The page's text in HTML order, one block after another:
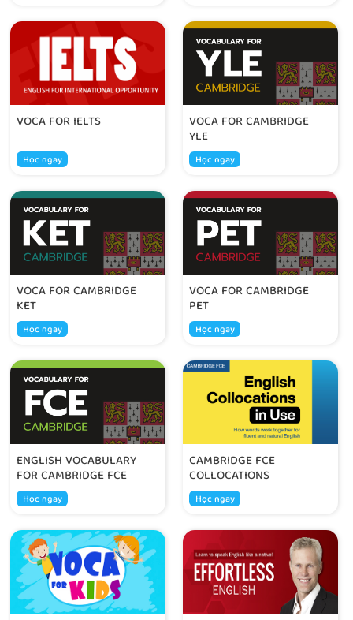
VOCA FOR IELTS
Học ngay
VOCA FOR CAMBRIDGE
YLE
Học ngay
VOCA FOR CAMBRIDGE
KET
Học ngay
VOCA FOR CAMBRIDGE
PET
Học ngay
ENGLISH VOCABULARY
FOR CAMBRIDGE FCE
Học ngay
CAMBRIDGE FCE
COLLOCATIONS
Học ngay